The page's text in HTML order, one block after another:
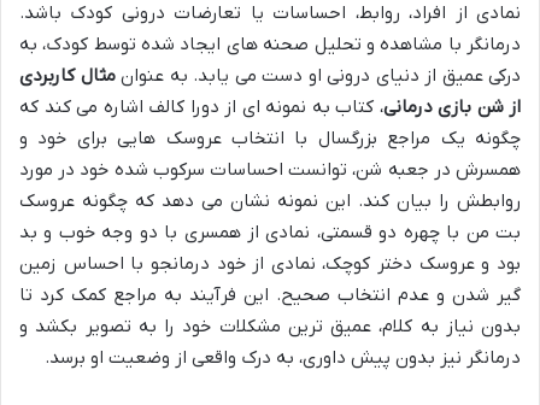
نمادی از افراد، روابط، احساسات یا تعارضات درونی کودک باشد.
درمانگر با مشاهده و تحلیل صحنه های ایجاد شده توسط کودک، به
درکی عمیق از دنیای درونی او دست می یابد. به عنوانمثال کاربردی
از شن بازی درمانی، کتاب به نمونه ای از دورا کالف اشاره می کند که
چگونه یک مراجع بزرگسال با انتخاب عروسک هایی برای خود و
همسرش در جعبه شن، توانست احساسات سرکوب شده خود در مورد
روابطش را بیان کند. این نمونه نشان می دهد که چگونه عروسک
بت من با چهره دو قسمتی، نمادی از همسری با دو وجه خوب و بد
بود و عروسک دختر کوچک، نمادی از خود درمانجو با احساس زمین
گیر شدن و عدم انتخاب صحیح. این فرآیند به مراجع کمک کرد تا
بدون نیاز به کلام، عمیق ترین مشکلات خود را به تصویر بکشد و
درمانگر نیز بدون پیش داوری، به درک واقعی از وضعیت او برسد.